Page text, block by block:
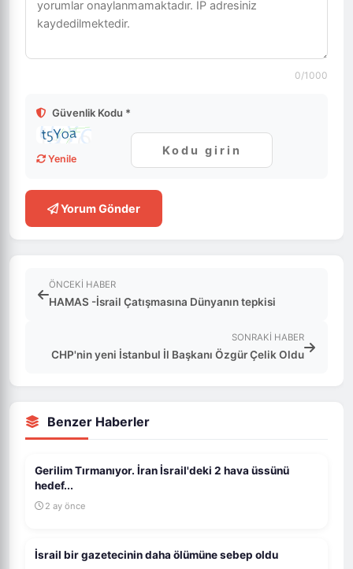
0/1000
Güvenlik Kodu *
Yenile
Yorum Gönder
ÖNCEKI HABER
HAMAS -İsrail Çatışmasına Dünyanın tepkisi
SONRAKI HABER
CHP'nin yeni İstanbul İl Başkanı Özgür Çelik Oldu
Benzer Haberler
Gerilim Tırmanıyor. İran İsrail'deki 2 hava üssünü
hedef...
2 ay önce
İsrail bir gazetecinin daha ölümüne sebep oldu